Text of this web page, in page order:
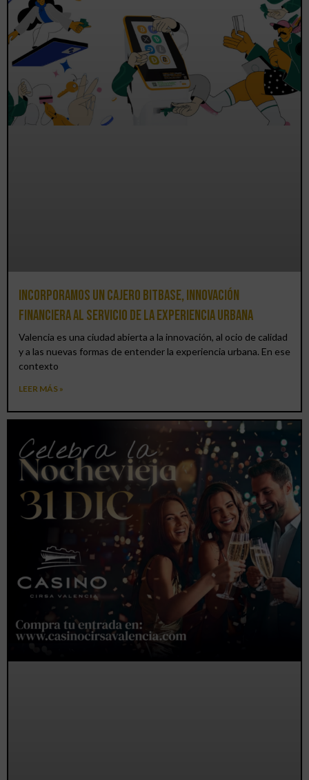
Incorporamos un cajero BitBase, innovación
financiera al servicio de la experiencia urbana
Valencia es una ciudad abierta a la innovación, al ocio de calidad
y a las nuevas formas de entender la experiencia urbana. En ese
contexto
LEER MÁS »